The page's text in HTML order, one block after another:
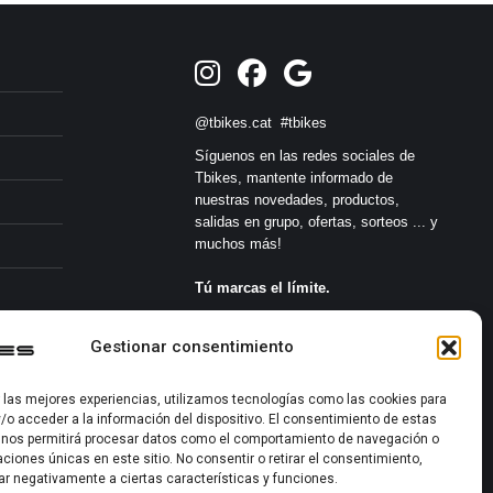
Gestionar consentimiento
las mejores experiencias, utilizamos tecnologías como las cookies para
o acceder a la información del dispositivo. El consentimiento de estas
permitirá procesar datos como el comportamiento de navegación o
únicas en este sitio. No consentir o retirar el consentimiento,
negativamente a ciertas características y funciones.
@tbikes.cat #tbikes
Síguenos en las redes sociales de
Tbikes, mantente informado de
nuestras novedades, productos,
salidas en grupo, ofertas, sorteos ... y
muchos más!
Tú marcas el límite.
2022-2026 ©